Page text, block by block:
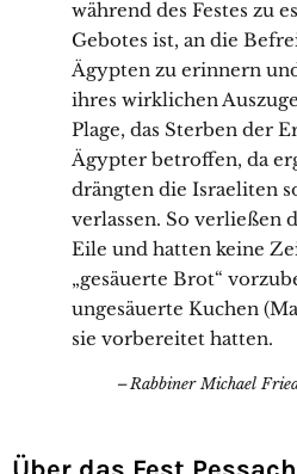
während des Festes zu
Gebotes ist, an die
Ägypten zu erinnern
ihres wirklichen
Plage, das Sterben der
Ägypter betroffen, da
drängten die Israeliten
verlassen. So verließen
Eile und hatten keine
„gesäuerte Brot“
ungesäuerte Kuchen
sie vorbereitet hatten.
Rabbiner Michael